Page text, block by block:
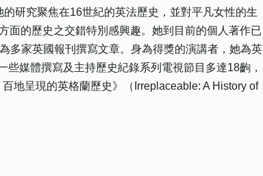
研究聚焦在16世紀的英法歷史，並對平凡女性的生
面的歷史之交錯特別感興趣。她到目前的個人著作已
多家英國報刊撰寫文章。身為得獎的演講者，她為英
媒體撰寫及主持歷史紀錄系列電視節目多達18齣，
地呈現的英格蘭歷史》（Irreplaceable: A History of